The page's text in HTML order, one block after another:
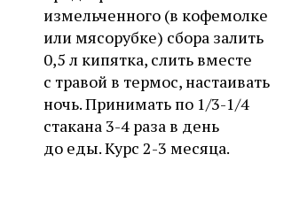
измельченного (в кофемолке
или мясорубке) сбора залить
0,5 л кипятка, слить вместе
с травой в термос, настаивать
ночь. Принимать по 1/3-1/4
стакана 3-4 раза в день
до еды. Курс 2-3 месяца.